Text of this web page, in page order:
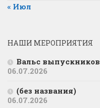
« Июл
НАШИ МЕРОПРИЯТИЯ
Вальс выпускников
06.07.2026
(без названия)
06.07.2026